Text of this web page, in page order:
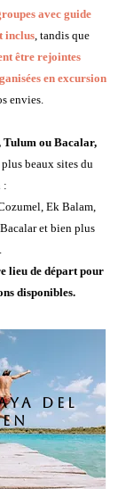
avec guide
inclus, tandis que
être rejointes
en excursion
envies.
Tulum ou Bacalar,
beaux sites du
:
Ek Balam,
et bien plus
lieu de départ pour
disponibles.
DEL